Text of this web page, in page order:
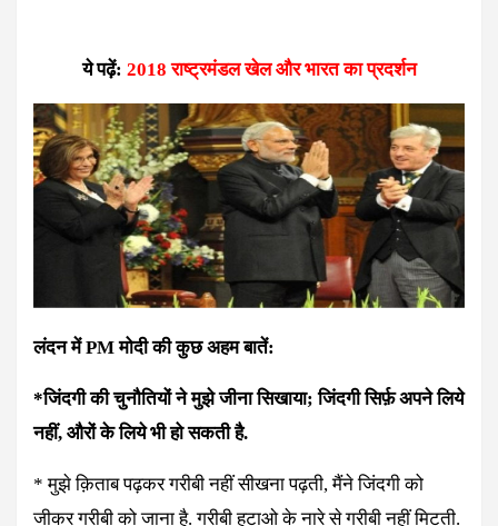
ये पढ़ें: 2018 राष्ट्रमंडल खेल और भारत का प्रदर्शन
लंदन मेंPMमोदी की कुछ अहम बातें:
*जिंदगी की चुनौतियों ने मुझे जीना सिखाया; जिंदगी सिर्फ़ अपने लिये
नहीं, औरों के लिये भी हो सकती है.
* मुझे क़िताब पढ़कर गरीबी नहीं सीखना पढ़ती, मैंने जिंदगी को
जीकर गरीबी को जाना है. गरीबी हटाओ के नारे से गरीबी नहीं मिटती.